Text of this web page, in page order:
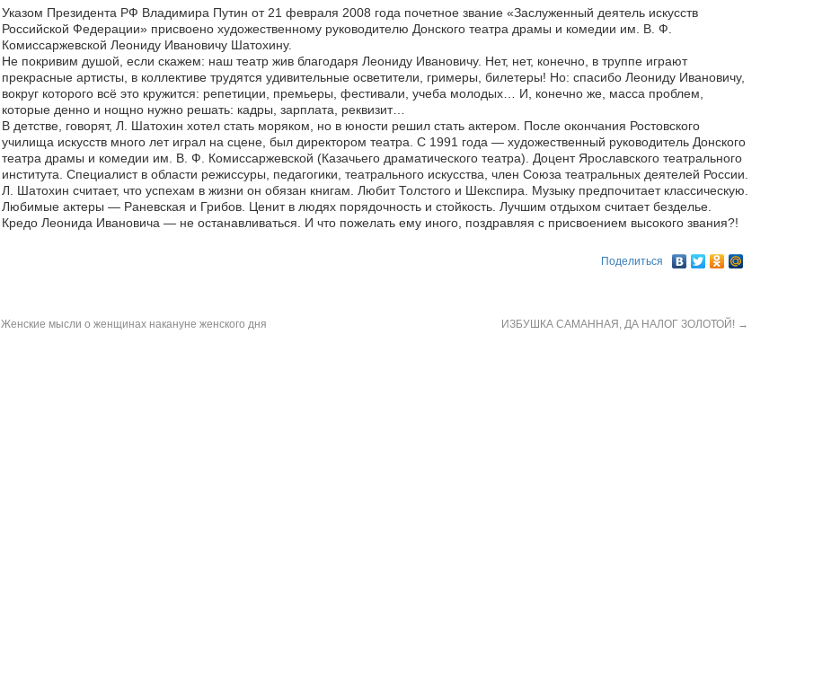
Указом Президента РФ Владимира Путин от 21 февраля 2008 года почетное звание «Заслуженный деятель искусств
Российской Федерации» присвоено художественному руководителю Донского театра драмы и комедии им. В. Ф.
Комиссаржевской Леониду Ивановичу Шатохину.
Не покривим душой, если скажем: наш театр жив благодаря Леониду Ивановичу. Нет, нет, конечно, в труппе играют
прекрасные артисты, в коллективе трудятся удивительные осветители, гримеры, билетеры! Но: спасибо Леониду Ивановичу,
вокруг которого всё это кружится: репетиции, премьеры, фестивали, учеба молодых… И, конечно же, масса проблем,
которые денно и нощно нужно решать: кадры, зарплата, реквизит…
В детстве, говорят, Л. Шатохин хотел стать моряком, но в юности решил стать актером. После окончания Ростовского
училища искусств много лет играл на сцене, был директором театра. С 1991 года — художественный руководитель Донского
театра драмы и комедии им. В. Ф. Комиссаржевской (Казачьего драматического театра). Доцент Ярославского театрального
института. Специалист в области режиссуры, педагогики, театрального искусства, член Союза театральных деятелей России.
Л. Шатохин считает, что успехам в жизни он обязан книгам. Любит Толстого и Шекспира. Музыку предпочитает классическую.
Любимые актеры — Раневская и Грибов. Ценит в людях порядочность и стойкость. Лучшим отдыхом считает безделье.
Кредо Леонида Ивановича — не останавливаться. И что пожелать ему иного, поздравляя с присвоением высокого звания?!
Поделиться
Женские мысли о женщинах накануне женского дня ИЗБУШКА САМАННАЯ, ДА НАЛОГ ЗОЛОТОЙ! →